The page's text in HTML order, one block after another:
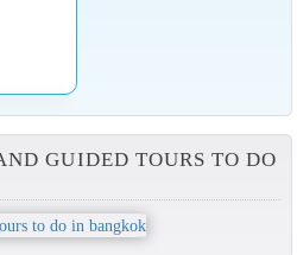
GUIDED TOURS TO DO